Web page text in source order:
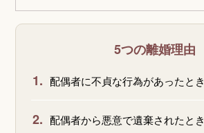
5つの離婚理由
1. 配偶者に不貞な行為があったとき
2. 配偶者から悪意で遺棄されたとき